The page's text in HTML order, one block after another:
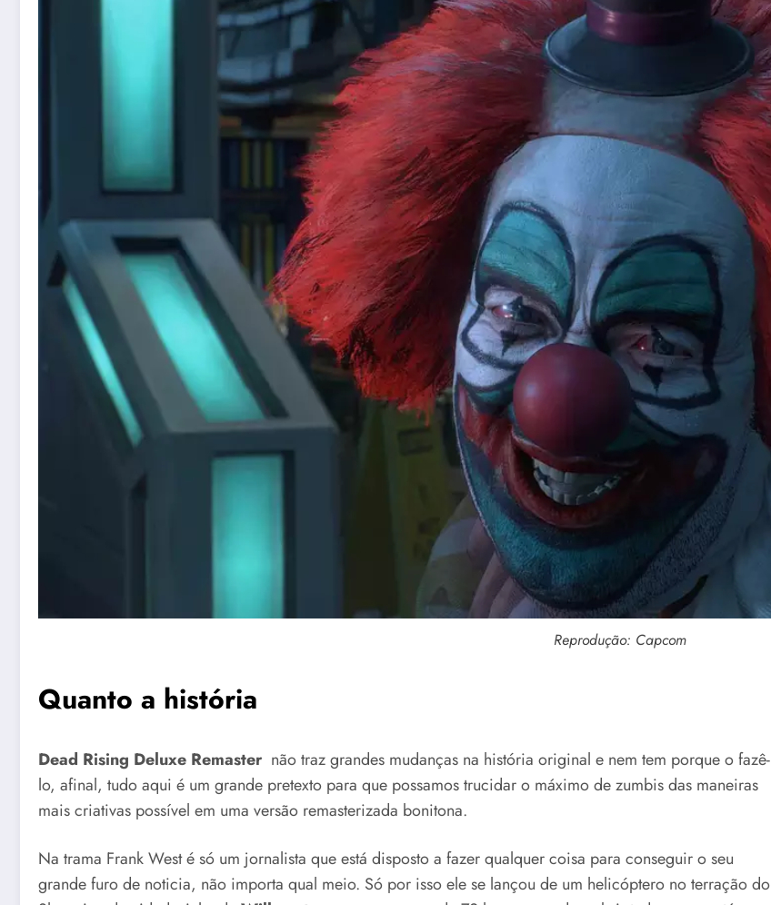
Reprodução: Capcom
Quanto a história
Dead Rising Deluxe Remaster não traz grandes mudanças na história original e nem tem porque o fazê-
lo, afinal, tudo aqui é um grande pretexto para que possamos trucidar o máximo de zumbis das maneiras
mais criativas possível em uma versão remasterizada bonitona.
Na trama Frank West é só um jornalista que está disposto a fazer qualquer coisa para conseguir o seu
grande furo de noticia, não importa qual meio. Só por isso ele se lançou de um helicóptero no terração do